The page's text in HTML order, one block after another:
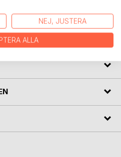
uti Barkatorp och för den
Stockholm.
NEJ, JUSTERA
ALLA